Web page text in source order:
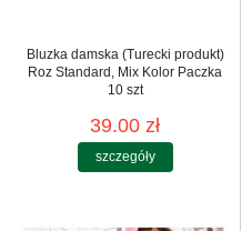
Bluzka damska (Turecki produkt)
Roz Standard, Mix Kolor Paczka
10 szt
39.00 zł
szczegóły